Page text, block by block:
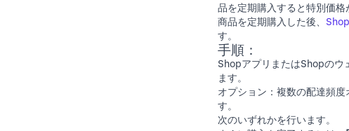
品を定期購入すると特別価格
商品を定期購入した後、
す。
手順：
ShopアプリまたはShopのウ
ます。
オプション：複数の配達頻
す。
次のいずれかを行います。